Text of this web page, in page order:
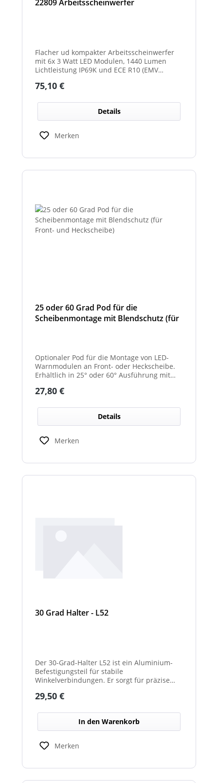
22809 Arbeitsscheinwerfer
Flacher ud kompakter Arbeitsscheinwerfer
mit 6x 3 Watt LED Modulen, 1440 Lumen
Lichtleistung IP69K und ECE R10 (EMV
Scheinwerfer auch über eine ECE R23
Rückfahrscheinwerfer im Geltungsbereich
der StVO zugelassen.
Regulärer Preis:
75,10 €
Details
Merken
25 oder 60 Grad Pod für die
Scheibenmontage mit Blendschutz (für
Optionaler Pod für die Montage von LED-
Warnmodulen an Front- oder Heckscheibe.
Erhältlich in 25° oder 60° Ausführung mit
Regulärer Preis:
27,80 €
Details
Merken
30 Grad Halter - L52
Der 30-Grad-Halter L52 ist ein Aluminium-
Befestigungsteil für stabile
Winkelverbindungen. Er sorgt für präzise
Durch das leichte, korrosionsbeständige
Anwendungen.
Regulärer Preis:
29,50 €
In den Warenkorb
Merken